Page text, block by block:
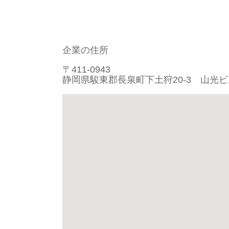
企業の住所
〒411-0943
静岡県駿東郡長泉町下土狩20-3 山光